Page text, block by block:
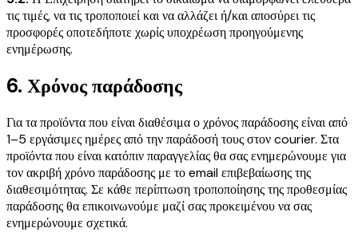
τις τιμές, να τις τροποποιεί και να αλλάζει ή/και αποσύρει τις
προσφορές οποτεδήποτε χωρίς υποχρέωση προηγούμενης
ενημέρωσης.
6. Χρόνος παράδοσης
Για τα προϊόντα που είναι διαθέσιμα ο χρόνος παράδοσης είναι από
1–5 εργάσιμες ημέρες από την παράδοσή τους στον courier. Στα
προϊόντα που είναι κατόπιν παραγγελίας θα σας ενημερώνουμε για
τον ακριβή χρόνο παράδοσης με το email επιβεβαίωσης της
διαθεσιμότητας. Σε κάθε περίπτωση τροποποίησης της προθεσμίας
παράδοσης θα επικοινωνούμε μαζί σας προκειμένου να σας
ενημερώνουμε σχετικά.